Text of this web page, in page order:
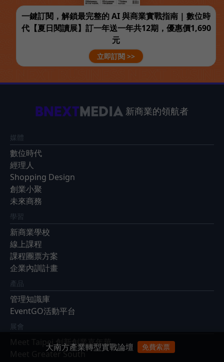
一鍵訂閱，解鎖最完整的 AI 與商業實戰指南 | 數位時
代【夏日閱讀展】訂一年送一年共12期，優惠價1,690
元
立即訂閱 >>
新商業的領航者
媒體
數位時代
經理人
Shopping Design
創業小聚
未來商務
學習
新商業學校
線上課程
課程團票方案
企業內訓計畫
產品
管理知識庫
EventGO活動平台
展會
Meet Taipei 創新創業嘉年華
Meet Greater South
大南方產業轉型實戰論壇 免費索票